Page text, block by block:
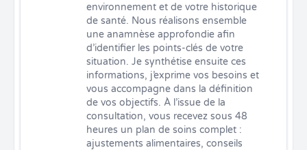
environnement et de votre historique
de santé. Nous réalisons ensemble
une anamnèse approfondie afin
d’identifier les points-clés de votre
situation. Je synthétise ensuite ces
informations, j’exprime vos besoins et
vous accompagne dans la définition
de vos objectifs. À l’issue de la
consultation, vous recevez sous 48
heures un plan de soins complet :
ajustements alimentaires, conseils